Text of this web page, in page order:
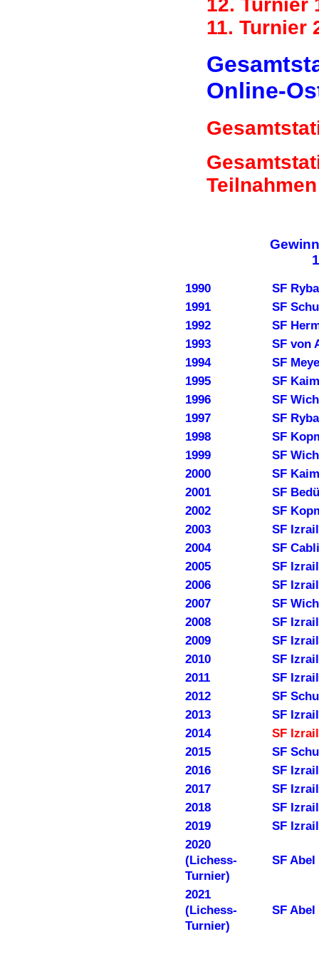
12. Turnier
11. Turnier
Online-
Teilnahmen
1990
SF
1991
SF
1992
SF
1993
SF von
1994
SF
1995
SF
1996
SF
1997
SF
1998
SF
1999
SF
2000
SF
2001
SF
2002
SF
2003
SF
2004
SF
2005
SF
2006
SF
2007
SF
2008
SF
2009
SF
2010
SF
2011
SF
2012
SF
2013
SF
2014
SF
2015
SF
2016
SF
2017
SF
2018
SF
2019
SF
2020
(Lichess-
Turnier)
SF Abel
2021
(Lichess-
Turnier)
SF Abel